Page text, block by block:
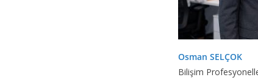
Osman SELÇOK
Bilişim